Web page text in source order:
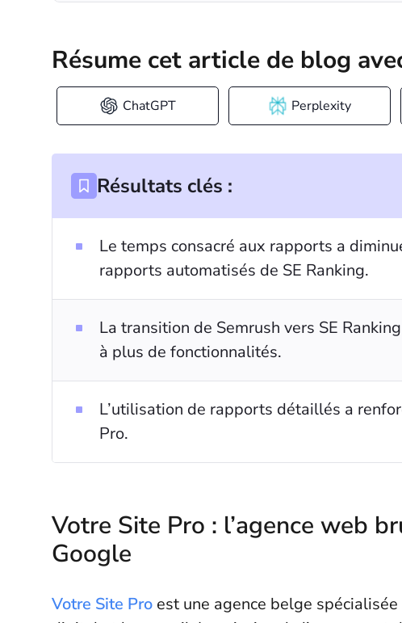
Résume cet article de blog
ChatGPT Perplexity
Résultats clés :
Le temps consacré aux rapports a
rapports automatisés de SE Ranking.
La transition de Semrush vers SE
à plus de fonctionnalités.
L’utilisation de rapports détaillés a
Pro.
Votre Site Pro : l’agence web
Google
Votre Site Pro est une agence belge